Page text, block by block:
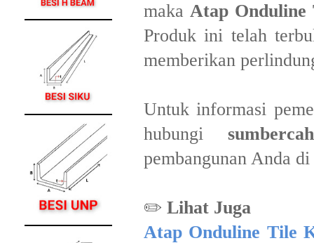
makaAtap Onduline
Produk ini telah
memberikan
Untuk informasi
hubungi
pembangunan Anda
✏️ Lihat Juga
Atap Onduline Tile